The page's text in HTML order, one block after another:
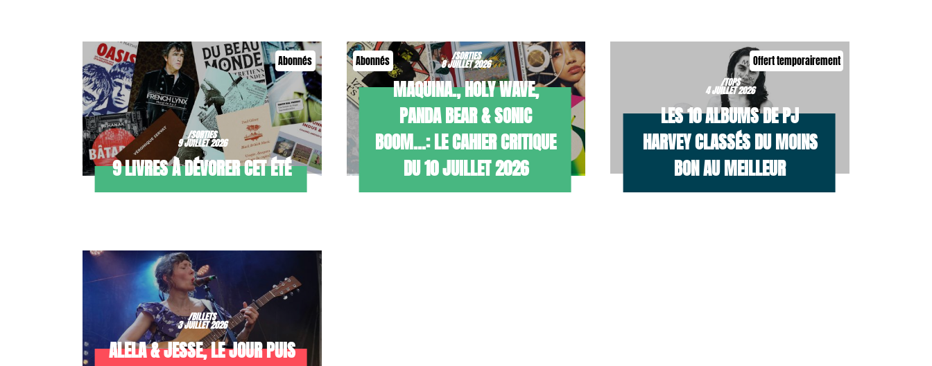
Abonnés
/SORTIES
9 JUILLET 2026
9 LIVRES À DÉVORER CET ÉTÉ
Abonnés /SORTIES
8 JUILLET 2026
MAQUINA., HOLY WAVE,
PANDA BEAR & SONIC
BOOM…: LE CAHIER CRITIQUE
DU 10 JUILLET 2026
Offert temporairement
/TOPS
4 JUILLET 2026
LES 10 ALBUMS DE PJ
HARVEY CLASSÉS DU MOINS
BON AU MEILLEUR
/BILLETS
3 JUILLET 2026
ALELA & JESSE, LE JOUR PUIS